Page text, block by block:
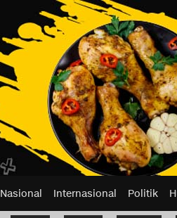
Nasional Internasional Politik